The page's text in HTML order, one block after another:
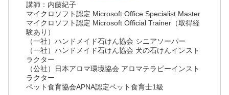
講師：内藤紀子
マイクロソフト認定 Microsoft Office Specialist Master
マイクロソフト認定 Microsoft Official Trainer（取得経
験あり）
（一社）ハンドメイド石けん協会 シニアソーパー
（一社）ハンドメイド石けん協会 犬の石けんインスト
ラクター
（公社）日本アロマ環境協会 アロマテラピーインスト
ラクター
ペット食育協会APNA認定ペット食育士1級